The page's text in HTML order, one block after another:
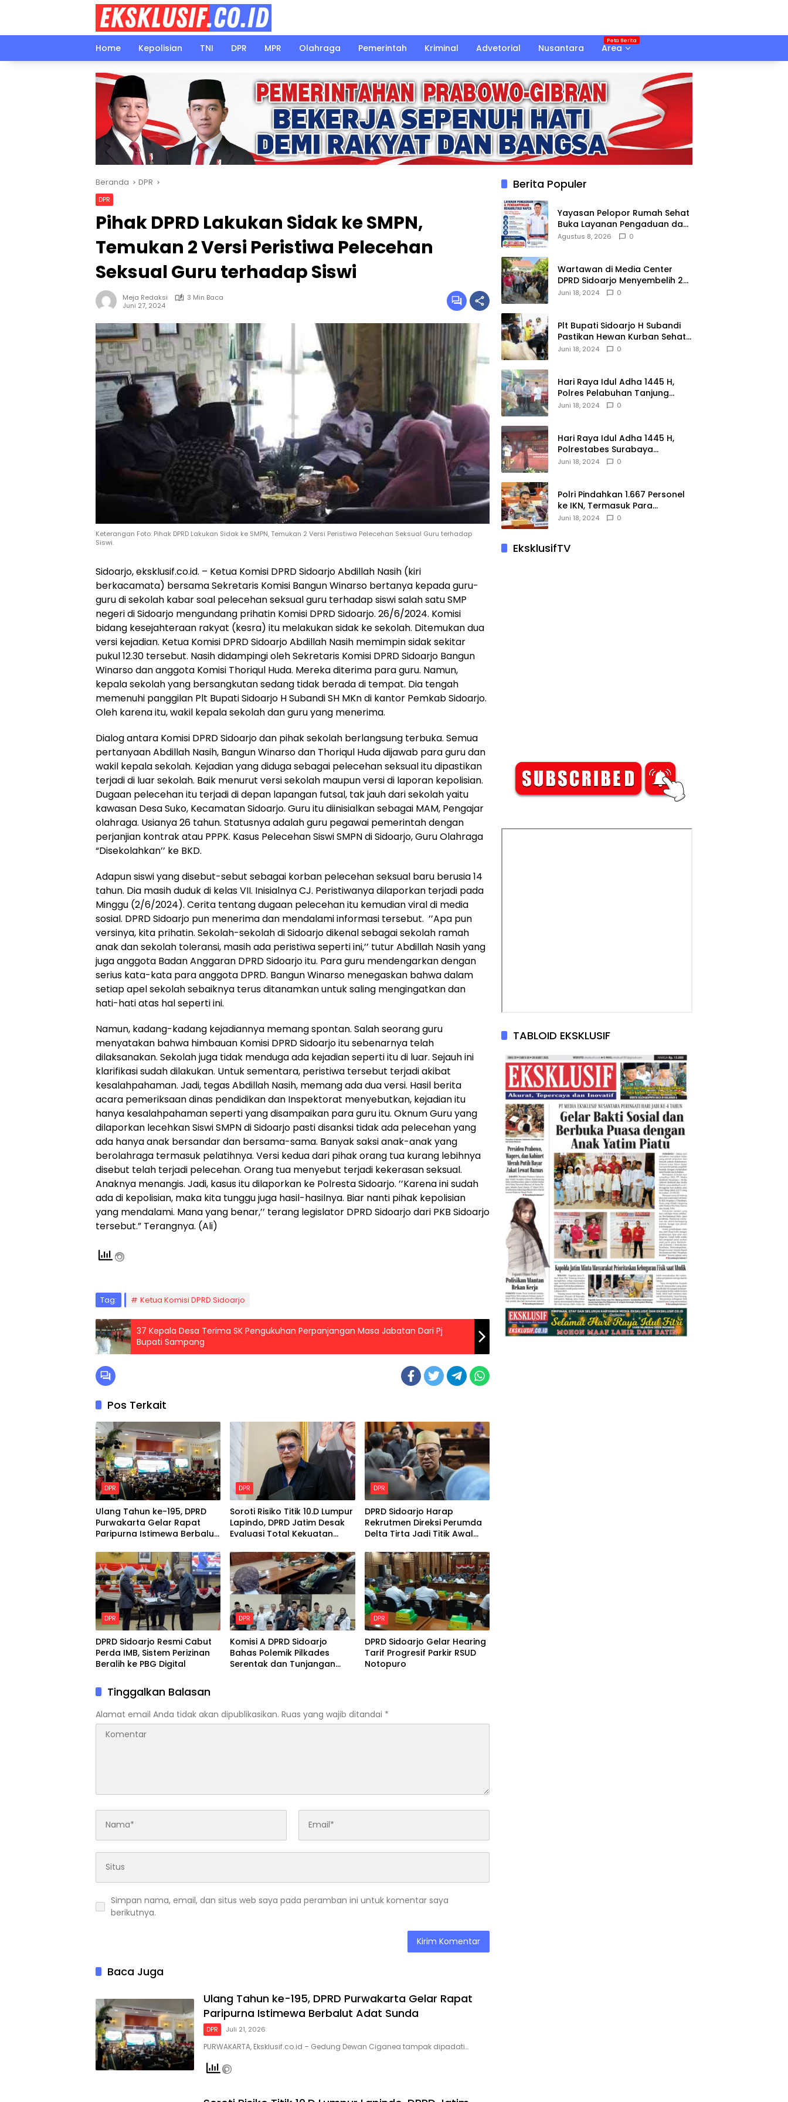
Home
Kepolisian TNI DPR MPR Olahraga Pemerintah Kriminal Advetorial Nusantara Area
Beranda DPR
DPR
Pihak DPRD Lakukan Sidak ke SMPN,
Temukan 2 Versi Peristiwa Pelecehan
Seksual Guru terhadap Siswi
Meja Redaksi
3 Min Baca
Juni 27, 2024
Keterangan Foto: Pihak DPRD Lakukan Sidak ke SMPN, Temukan 2 Versi Peristiwa Pelecehan Seksual Guru terhadap
Siswi.
Sidoarjo, eksklusif.co.id. – Ketua Komisi DPRD Sidoarjo Abdillah Nasih (kiri
berkacamata) bersama Sekretaris Komisi Bangun Winarso bertanya kepada guru-
guru di sekolah kabar soal pelecehan seksual guru terhadap siswi salah satu SMP
negeri di Sidoarjo mengundang prihatin Komisi DPRD Sidoarjo. 26/6/2024. Komisi
bidang kesejahteraan rakyat (kesra) itu melakukan sidak ke sekolah. Ditemukan dua
versi kejadian. Ketua Komisi DPRD Sidoarjo Abdillah Nasih memimpin sidak sekitar
pukul 12.30 tersebut. Nasih didampingi oleh Sekretaris Komisi DPRD Sidoarjo Bangun
Winarso dan anggota Komisi Thoriqul Huda. Mereka diterima para guru. Namun,
kepala sekolah yang bersangkutan sedang tidak berada di tempat. Dia tengah
memenuhi panggilan Plt Bupati Sidoarjo H Subandi SH MKn di kantor Pemkab Sidoarjo.
Oleh karena itu, wakil kepala sekolah dan guru yang menerima.
Dialog antara Komisi DPRD Sidoarjo dan pihak sekolah berlangsung terbuka. Semua
pertanyaan Abdillah Nasih, Bangun Winarso dan Thoriqul Huda dijawab para guru dan
wakil kepala sekolah. Kejadian yang diduga sebagai pelecehan seksual itu dipastikan
terjadi di luar sekolah. Baik menurut versi sekolah maupun versi di laporan kepolisian.
Dugaan pelecehan itu terjadi di depan lapangan futsal, tak jauh dari sekolah yaitu
kawasan Desa Suko, Kecamatan Sidoarjo. Guru itu diinisialkan sebagai MAM, Pengajar
olahraga. Usianya 26 tahun. Statusnya adalah guru pegawai pemerintah dengan
perjanjian kontrak atau PPPK. Kasus Pelecehan Siswi SMPN di Sidoarjo, Guru Olahraga
“Disekolahkan’’ ke BKD.
Adapun siswi yang disebut-sebut sebagai korban pelecehan seksual baru berusia 14
tahun. Dia masih duduk di kelas VII. Inisialnya CJ. Peristiwanya dilaporkan terjadi pada
Minggu (2/6/2024). Cerita tentang dugaan pelecehan itu kemudian viral di media
sosial. DPRD Sidoarjo pun menerima dan mendalami informasi tersebut. ’’Apa pun
versinya, kita prihatin. Sekolah-sekolah di Sidoarjo dikenal sebagai sekolah ramah
anak dan sekolah toleransi, masih ada peristiwa seperti ini,’’ tutur Abdillah Nasih yang
juga anggota Badan Anggaran DPRD Sidoarjo itu. Para guru mendengarkan dengan
serius kata-kata para anggota DPRD. Bangun Winarso menegaskan bahwa dalam
setiap apel sekolah sebaiknya terus ditanamkan untuk saling mengingatkan dan
hati-hati atas hal seperti ini.
Namun, kadang-kadang kejadiannya memang spontan. Salah seorang guru
menyatakan bahwa himbauan Komisi DPRD Sidoarjo itu sebenarnya telah
dilaksanakan. Sekolah juga tidak menduga ada kejadian seperti itu di luar. Sejauh ini
klarifikasi sudah dilakukan. Untuk sementara, peristiwa tersebut terjadi akibat
kesalahpahaman. Jadi, tegas Abdillah Nasih, memang ada dua versi. Hasil berita
acara pemeriksaan dinas pendidikan dan Inspektorat menyebutkan, kejadian itu
hanya kesalahpahaman seperti yang disampaikan para guru itu. Oknum Guru yang
dilaporkan lecehkan Siswi SMPN di Sidoarjo pasti disanksi tidak ada pelecehan yang
ada hanya anak bersandar dan bersama-sama. Banyak saksi anak-anak yang
berolahraga termasuk pelatihnya. Versi kedua dari pihak orang tua kurang lebihnya
disebut telah terjadi pelecehan. Orang tua menyebut terjadi kekerasan seksual.
Anaknya menangis. Jadi, kasus itu dilaporkan ke Polresta Sidoarjo. ’’Karena ini sudah
ada di kepolisian, maka kita tunggu juga hasil-hasilnya. Biar nanti pihak kepolisian
yang mendalami. Mana yang benar,’’ terang legislator DPRD Sidoarjo dari PKB Sidoarjo
tersebut.” Terangnya. (Ali)
Tag: Ketua Komisi DPRD Sidoarjo
37 Kepala Desa Terima SK Pengukuhan Perpanjangan Masa Jabatan Dari Pj
Bupati Sampang
Pos Terkait
DPR
Ulang Tahun ke-195, DPRD
Purwakarta Gelar Rapat
Paripurna Istimewa Berbalut
DPR
Soroti Risiko Titik 10.D Lumpur
Lapindo, DPRD Jatim Desak
Evaluasi Total Kekuatan
DPR
DPRD Sidoarjo Harap
Rekrutmen Direksi Perumda
Delta Tirta Jadi Titik Awal
DPR
DPRD Sidoarjo Resmi Cabut
Perda IMB, Sistem Perizinan
Beralih ke PBG Digital
DPR
Komisi A DPRD Sidoarjo
Bahas Polemik Pilkades
Serentak dan Tunjangan
DPR
DPRD Sidoarjo Gelar Hearing
Tarif Progresif Parkir RSUD
Notopuro
Tinggalkan Balasan
Alamat email Anda tidak akan dipublikasikan. Ruas yang wajib ditandai *
Simpan nama, email, dan situs web saya pada peramban ini untuk komentar saya
berikutnya.
Baca Juga
Ulang Tahun ke-195, DPRD Purwakarta Gelar Rapat
Paripurna Istimewa Berbalut Adat Sunda
DPR Juli 21, 2026
PURWAKARTA, Eksklusif.co.id – Gedung Dewan Ciganea tampak dipadati…
Berita Populer
Yayasan Pelopor Rumah Sehat
Buka Layanan Pengaduan dan
Pendampingan Rehabilitasi
Agustus 8, 2026 0
Wartawan di Media Center
DPRD Sidoarjo Menyembelih 2
Ekor Kambing
Juni 18, 2024 0
Plt Bupati Sidoarjo H Subandi
Pastikan Hewan Kurban Sehat
dan Aman
Juni 18, 2024 0
Hari Raya Idul Adha 1445 H,
Polres Pelabuhan Tanjung
Perak Salurkan 49 Hewan
Juni 18, 2024 0
Hari Raya Idul Adha 1445 H,
Polrestabes Surabaya
Menerima dan Menyalurkan
Juni 18, 2024 0
Polri Pindahkan 1.667 Personel
ke IKN, Termasuk Para
Jenderal.
Juni 18, 2024 0
EksklusifTV
TABLOID EKSKLUSIF